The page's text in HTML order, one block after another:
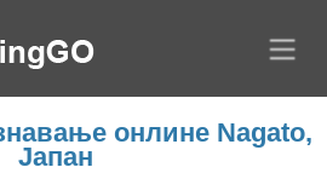
онлине Nagato,
Јапан